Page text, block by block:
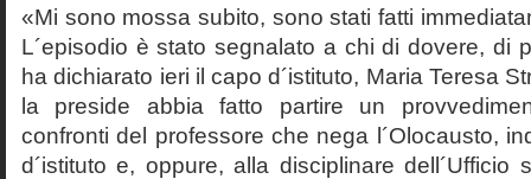
«Mi sono mossa subito, sono stati fatti
L´episodio è stato segnalato a chi di dovere, di
ha dichiarato ieri il capo d´istituto, Maria Teresa
la preside abbia fatto partire un
confronti del professore che nega l´Olocausto,
d´istituto e, oppure, alla disciplinare dell´Ufficio